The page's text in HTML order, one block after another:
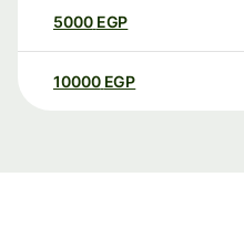
5000 EGP
10000 EGP